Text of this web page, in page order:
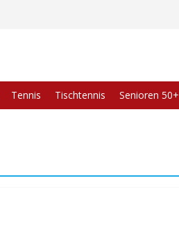
Tennis Tischtennis Senioren 50+